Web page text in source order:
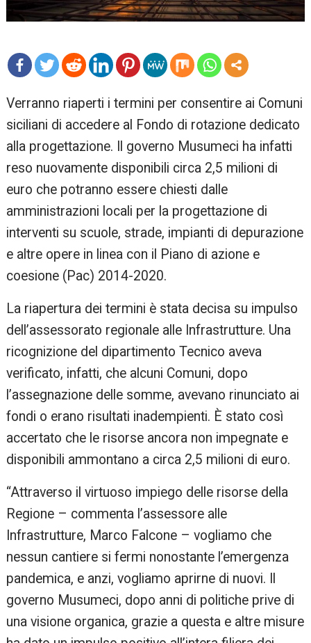
re
Verranno riaperti i termini per consentire ai Comuni
siciliani di accedere al Fondo di rotazione dedicato
alla progettazione. Il governo Musumeci ha infatti
reso nuovamente disponibili circa 2,5 milioni di
euro che potranno essere chiesti dalle
amministrazioni locali per la progettazione di
interventi su scuole, strade, impianti di depurazione
e altre opere in linea con il Piano di azione e
coesione (Pac) 2014-2020.
La riapertura dei termini è stata decisa su impulso
dell’assessorato regionale alle Infrastrutture. Una
ricognizione del dipartimento Tecnico aveva
verificato, infatti, che alcuni Comuni, dopo
l’assegnazione delle somme, avevano rinunciato ai
fondi o erano risultati inadempienti. È stato così
accertato che le risorse ancora non impegnate e
disponibili ammontano a circa 2,5 milioni di euro.
“Attraverso il virtuoso impiego delle risorse della
Regione – commenta l’assessore alle
Infrastrutture, Marco Falcone – vogliamo che
nessun cantiere si fermi nonostante l’emergenza
pandemica, e anzi, vogliamo aprirne di nuovi. Il
governo Musumeci, dopo anni di politiche prive di
una visione organica, grazie a questa e altre misure